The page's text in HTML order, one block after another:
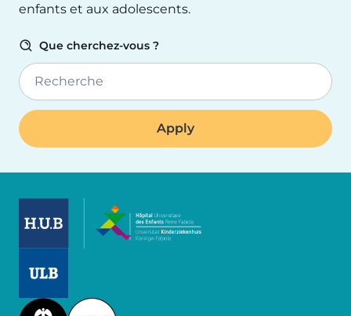
enfants et aux adolescents.
Que cherchez-vous ?
Recherche
Image